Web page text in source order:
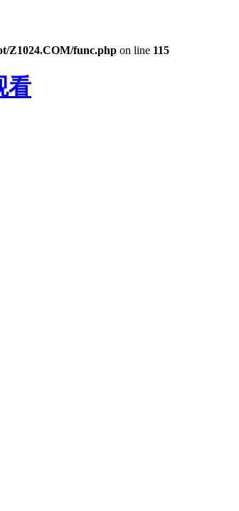
Z1024.COM/func.php on line 115
看